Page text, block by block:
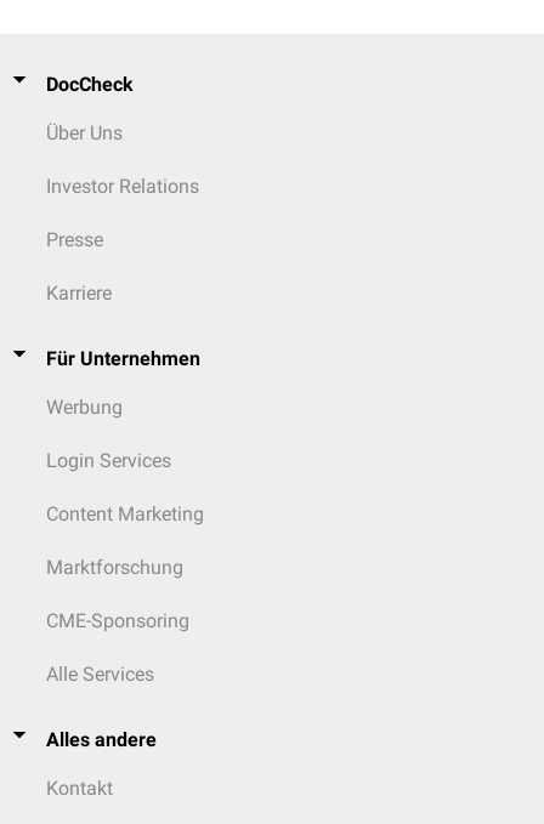
DocCheck
Über Uns
Investor Relations
Presse
Karriere
Für Unternehmen
Werbung
Login Services
Content Marketing
Marktforschung
CME-Sponsoring
Alle Services
Alles andere
Kontakt